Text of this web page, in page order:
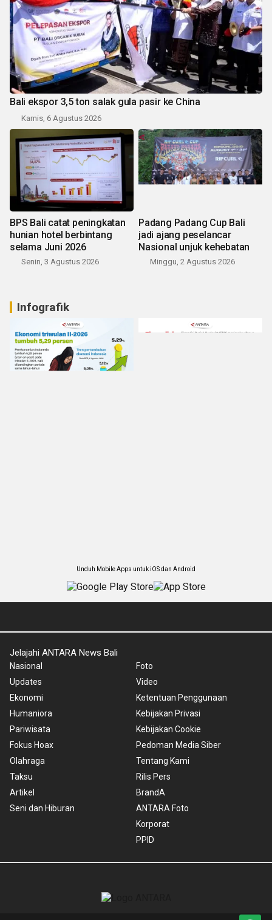
Bali ekspor 3,5 ton salak gula pasir ke China
Kamis, 6 Agustus 2026
BPS Bali catat peningkatan
hunian hotel berbintang
selama Juni 2026
Senin, 3 Agustus 2026
Padang Padang Cup Bali
jadi ajang peselancar
Nasional unjuk kehebatan
Minggu, 2 Agustus 2026
Infografik
Unduh Mobile Apps untuk iOS dan Android
Jelajahi ANTARA News Bali
Nasional
Updates
Ekonomi
Humaniora
Pariwisata
Fokus Hoax
Olahraga
Taksu
Artikel
Seni dan Hiburan
Foto
Video
Ketentuan Penggunaan
Kebijakan Privasi
Kebijakan Cookie
Pedoman Media Siber
Tentang Kami
Rilis Pers
BrandA
ANTARA Foto
Korporat
PPID